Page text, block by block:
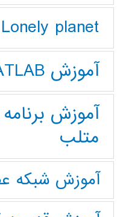
Lonely planet
آموزش MATLAB
آموزش
متلب
آموزش شبکه